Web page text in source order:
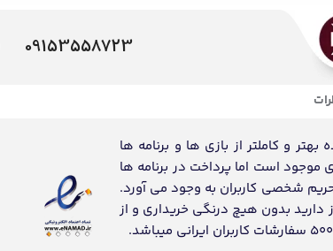
09153558723
و کاملتر از بازی ها و برنامه ها
موجود است اما پرداخت در برنامه ها
شخصی کاربران به وجود می آورد.
دارید بدون هیچ درنگی خریداری و از